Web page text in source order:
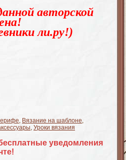
авторской
ли.ру!)
, Вязание на шаблоне,
, Уроки вязания
уведомления